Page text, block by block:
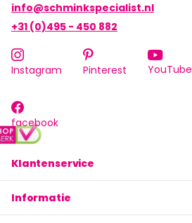
Klantenservice
Informatie
info@schminkspecialist.nl
+31 (0)495 - 450 882
Instagram Pinterest YouTube
facebook